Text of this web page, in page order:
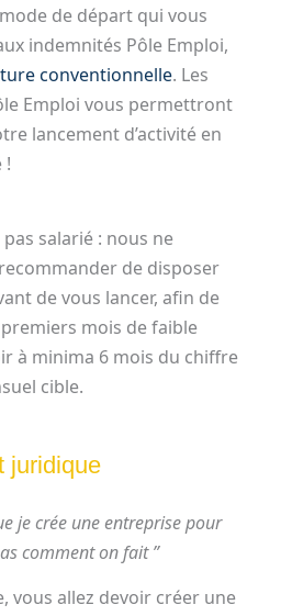
de départ qui vous
indemnités Pôle Emploi,
conventionnelle. Les
Emploi vous permettront
lancement d’activité en
!
pas salarié : nous ne
de disposer
de vous lancer, afin de
mois de faible
à minima 6 mois du chiffre
cible.
juridique
je crée une entreprise pour
comment on fait ”
vous allez devoir créer une